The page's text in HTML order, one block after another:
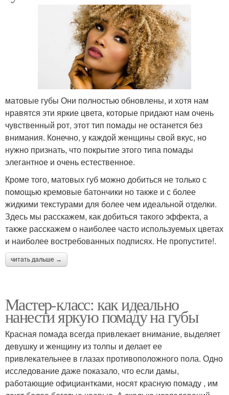
матовые губы Они полностью обновлены, и хотя нам
нравятся эти яркие цвета, которые придают нам очень
чувственный рот, этот тип помады не останется без
внимания. Конечно, у каждой женщины свой вкус, но
нужно признать, что покрытие этого типа помады
элегантное и очень естественное.
Кроме того, матовых губ можно добиться не только с
помощью кремовые батончики но также и с более
жидкими текстурами для более чем идеальной отделки.
Здесь мы расскажем, как добиться такого эффекта, а
также расскажем о наиболее часто используемых цветах
и ​​наиболее востребованных подписях. Не пропустите!.
читать дальше →
Мастер-класс: как идеально
нанести яркую помаду на губы
Красная помада всегда привлекает внимание, выделяет
девушку и женщину из толпы и делает ее
привлекательнее в глазах противоположного пола. Одно
исследование даже показало, что если дамы,
работающие официантками, носят красную помаду , им